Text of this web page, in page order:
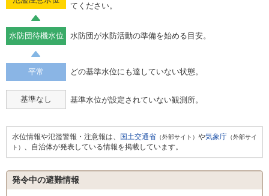
てください。
水防団待機水位 水防団が水防活動の準備を始める目安。
平常 どの基準水位にも達していない状態。
基準なし 基準水位が設定されていない観測所。
水位情報や氾濫警報・注意報は、 国土交通省 （外部サイト） や気象庁 （外部サイ
ト） 、自治体が発表している情報を掲載しています。
発令中の避難情報